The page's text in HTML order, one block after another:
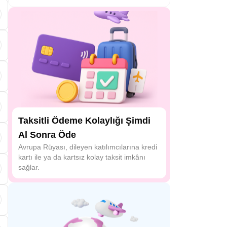
Taksitli Ödeme Kolaylığı Şimdi
Al Sonra Öde
Avrupa Rüyası, dileyen katılımcılarına kredi
kartı ile ya da kartsız kolay taksit imkânı
sağlar.